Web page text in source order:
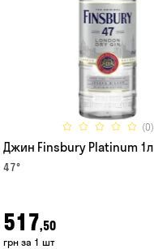
(0)
Джин Finsbury Platinum 1л
47°
517,50
грн за 1 шт